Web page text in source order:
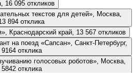
16 095 откликов
текстов для детей», Москва,
894 отклика
Краснодарский край, 13 567 откликов
на поезд «Сапсан», Санкт-Петербург,
9164 отклика
голосовых роботов», Москва,
5842 отклика